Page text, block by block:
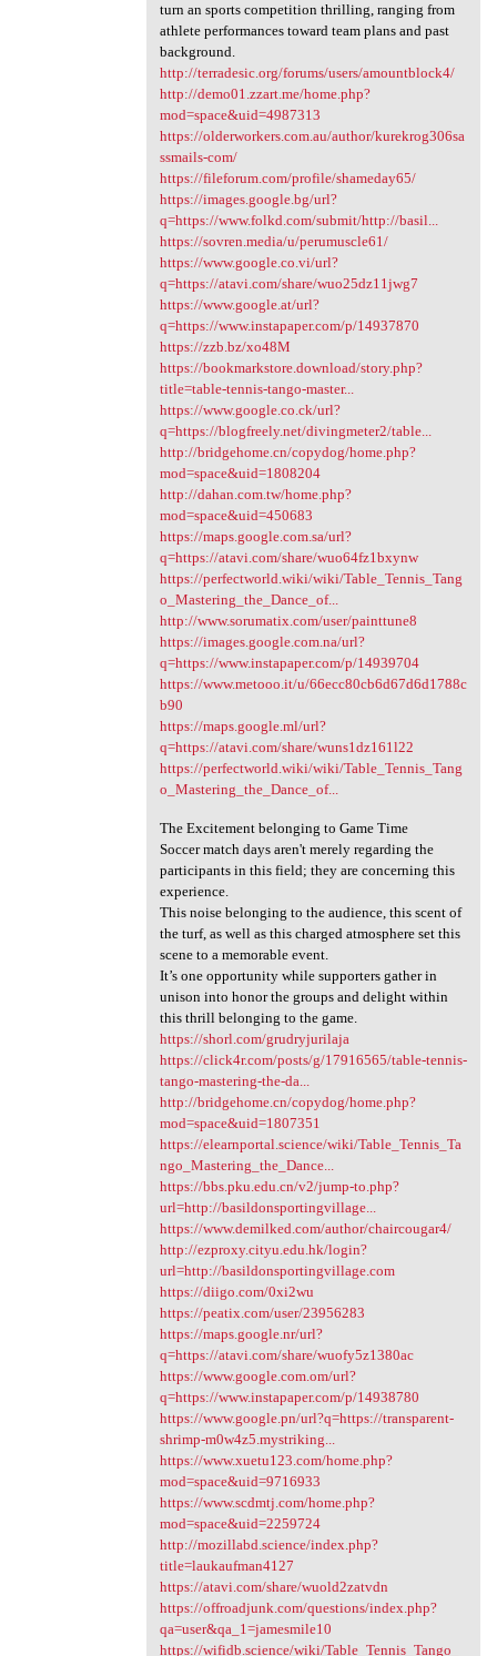
turn an sports competition thrilling, ranging from
athlete performances toward team plans and past
background.
http://terradesic.org/forums/users/amountblock4/
http://demo01.zzart.me/home.php?
mod=space&uid=4987313
https://olderworkers.com.au/author/kurekrog306sa
ssmails-com/
https://fileforum.com/profile/shameday65/
https://images.google.bg/url?
q=https://www.folkd.com/submit/http://basil...
https://sovren.media/u/perumuscle61/
https://www.google.co.vi/url?
q=https://atavi.com/share/wuo25dz11jwg7
https://www.google.at/url?
q=https://www.instapaper.com/p/14937870
https://zzb.bz/xo48M
https://bookmarkstore.download/story.php?
title=table-tennis-tango-master...
https://www.google.co.ck/url?
q=https://blogfreely.net/divingmeter2/table...
http://bridgehome.cn/copydog/home.php?
mod=space&uid=1808204
http://dahan.com.tw/home.php?
mod=space&uid=450683
https://maps.google.com.sa/url?
q=https://atavi.com/share/wuo64fz1bxynw
https://perfectworld.wiki/wiki/Table_Tennis_Tang
o_Mastering_the_Dance_of...
http://www.sorumatix.com/user/painttune8
https://images.google.com.na/url?
q=https://www.instapaper.com/p/14939704
https://www.metooo.it/u/66ecc80cb6d67d6d1788c
b90
https://maps.google.ml/url?
q=https://atavi.com/share/wuns1dz161l22
https://perfectworld.wiki/wiki/Table_Tennis_Tang
o_Mastering_the_Dance_of...
The Excitement belonging to Game Time
Soccer match days aren't merely regarding the
participants in this field; they are concerning this
experience.
This noise belonging to the audience, this scent of
the turf, as well as this charged atmosphere set this
scene to a memorable event.
It’s one opportunity while supporters gather in
unison into honor the groups and delight within
this thrill belonging to the game.
https://shorl.com/grudryjurilaja
https://click4r.com/posts/g/17916565/table-tennis-
tango-mastering-the-da...
http://bridgehome.cn/copydog/home.php?
mod=space&uid=1807351
https://elearnportal.science/wiki/Table_Tennis_Ta
ngo_Mastering_the_Dance...
https://bbs.pku.edu.cn/v2/jump-to.php?
url=http://basildonsportingvillage...
https://www.demilked.com/author/chaircougar4/
http://ezproxy.cityu.edu.hk/login?
url=http://basildonsportingvillage.com
https://diigo.com/0xi2wu
https://peatix.com/user/23956283
https://maps.google.nr/url?
q=https://atavi.com/share/wuofy5z1380ac
https://www.google.com.om/url?
q=https://www.instapaper.com/p/14938780
https://www.google.pn/url?q=https://transparent-
shrimp-m0w4z5.mystriking...
https://www.xuetu123.com/home.php?
mod=space&uid=9716933
https://www.scdmtj.com/home.php?
mod=space&uid=2259724
http://mozillabd.science/index.php?
title=laukaufman4127
https://atavi.com/share/wuold2zatvdn
https://offroadjunk.com/questions/index.php?
qa=user&qa_1=jamesmile10
https://wifidb.science/wiki/Table_Tennis_Tango_